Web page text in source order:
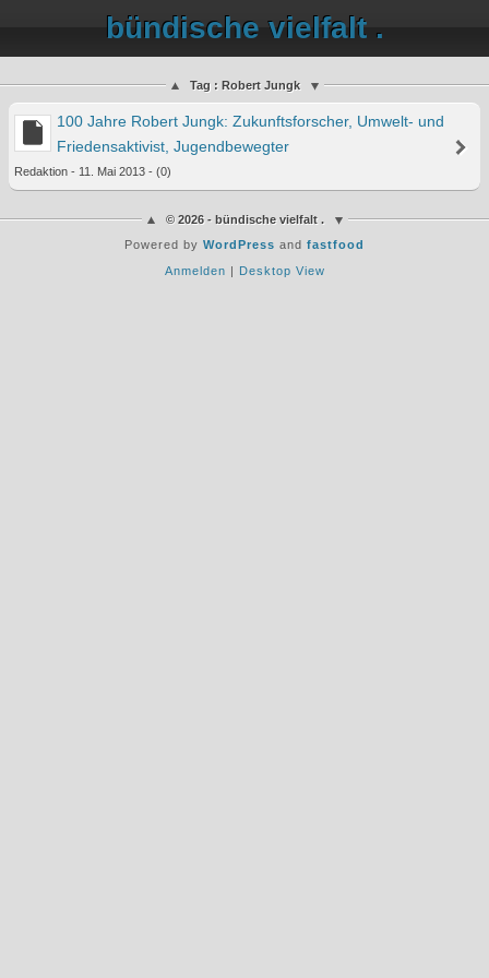
bündische vielfalt .
Tag : Robert Jungk
100 Jahre Robert Jungk: Zukunftsforscher, Umwelt- und
Friedensaktivist, Jugendbewegter
Redaktion - 11. Mai 2013 - (0)
© 2026 - bündische vielfalt .
Powered by WordPress and fastfood
Anmelden | Desktop View